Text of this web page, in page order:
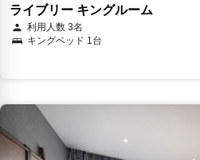
ライブリー キングルーム
利用人数 3名
キングベッド 1台